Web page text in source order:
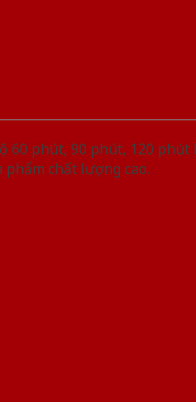
60 phút, 90 phút, 120 phút
phẩm chất lượng cao.